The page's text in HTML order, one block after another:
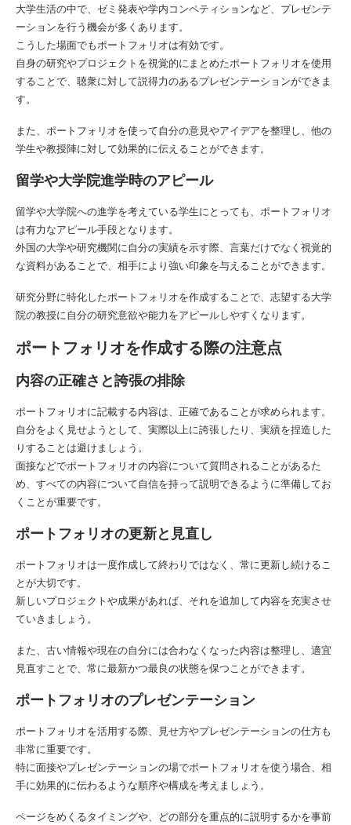
大学生活の中で、ゼミ発表や学内コンペティションなど、プレゼンテ
ーションを行う機会が多くあります。
こうした場面でもポートフォリオは有効です。
自身の研究やプロジェクトを視覚的にまとめたポートフォリオを使用
することで、聴衆に対して説得力のあるプレゼンテーションができま
す。
また、ポートフォリオを使って自分の意見やアイデアを整理し、他の
学生や教授陣に対して効果的に伝えることができます。
留学や大学院進学時のアピール
留学や大学院への進学を考えている学生にとっても、ポートフォリオ
は有力なアピール手段となります。
外国の大学や研究機関に自分の実績を示す際、言葉だけでなく視覚的
な資料があることで、相手により強い印象を与えることができます。
研究分野に特化したポートフォリオを作成することで、志望する大学
院の教授に自分の研究意欲や能力をアピールしやすくなります。
ポートフォリオを作成する際の注意点
内容の正確さと誇張の排除
ポートフォリオに記載する内容は、正確であることが求められます。
自分をよく見せようとして、実際以上に誇張したり、実績を捏造した
りすることは避けましょう。
面接などでポートフォリオの内容について質問されることがあるた
め、すべての内容について自信を持って説明できるように準備してお
くことが重要です。
ポートフォリオの更新と見直し
ポートフォリオは一度作成して終わりではなく、常に更新し続けるこ
とが大切です。
新しいプロジェクトや成果があれば、それを追加して内容を充実させ
ていきましょう。
また、古い情報や現在の自分には合わなくなった内容は整理し、適宜
見直すことで、常に最新かつ最良の状態を保つことができます。
ポートフォリオのプレゼンテーション
ポートフォリオを活用する際、見せ方やプレゼンテーションの仕方も
非常に重要です。
特に面接やプレゼンテーションの場でポートフォリオを使う場合、相
手に効果的に伝わるような順序や構成を考えましょう。
ページをめくるタイミングや、どの部分を重点的に説明するかを事前